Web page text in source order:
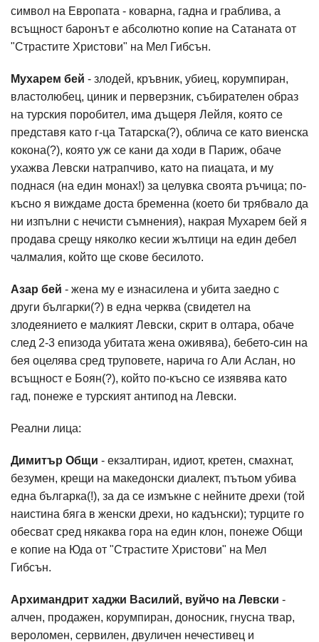
символ на Европата - коварна, гадна и граблива, а
всъщност баронът е абсолютно копие на Сатаната от
"Страстите Христови" на Мел Гибсън.
Мухарем бей - злодей, кръвник, убиец, корумпиран,
властолюбец, циник и перверзник, събирателен образ
на турския поробител, има дъщеря Лейля, която се
представя като г-ца Татарска(?), облича се като виенска
кокона(?), която уж се кани да ходи в Париж, обаче
ухажва Левски натрапчиво, като на пиацата, и му
поднася (на един монах!) за целувка своята ръчица; по-
късно я виждаме доста бременна (което би трябвало да
ни изпълни с нечисти съмнения), накрая Мухарем бей я
продава срещу няколко кесии жълтици на един дебел
чалмалия, който ще скове бесилото.
Азар бей - жена му е изнасилена и убита заедно с
други българки(?) в една черква (свидетел на
злодеянието е малкият Левски, скрит в олтара, обаче
след 2-3 епизода убитата жена оживява), бебето-син на
бея оцелява сред труповете, нарича го Али Аслан, но
всъщност е Боян(?), който по-късно се изявява като
гад, понеже е турският антипод на Левски.
Реални лица:
Димитър Общи - екзалтиран, идиот, кретен, смахнат,
безумен, крещи на македонски диалект, пътьом убива
една българка(!), за да се измъкне с нейните дрехи (той
наистина бяга в женски дрехи, но кадънски); турците го
обесват сред някаква гора на един клон, понеже Общи
е копие на Юда от "Страстите Христови" на Мел
Гибсън.
Архимандрит хаджи Василий, вуйчо на Левски -
алчен, продажен, корумпиран, доносник, гнусна твар,
вероломен, сервилен, двуличен нечестивец и